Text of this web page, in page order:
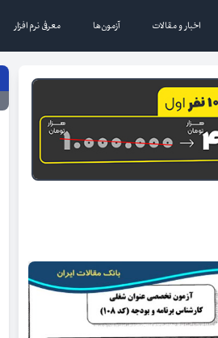
اخبار و مقالات آزمون‌ها معرفی نرم افزار